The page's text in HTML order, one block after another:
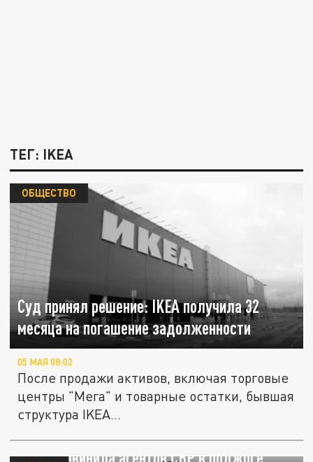
ТЕГ: IKEA
Суд принял решение: IKEA получила 32
месяца на погашение задолженности
ОБЩЕСТВО
05 МАЯ 08:02
После продажи активов, включая торговые
центры "Мега" и товарные остатки, бывшая
структура IKEA...
Литва обвинила агентов СВР в поджоге